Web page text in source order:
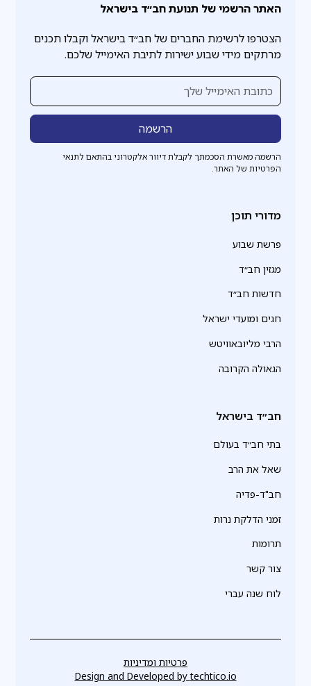
האתר הרשמי של תנועת חב״ד בישראל
הצטרפו לרשימת החברים של חב״ד בישראל וקבלו תכנים
מרתקים מידי שבוע ישירות לתיבת האימייל שלכם.
הרשמה מאשרת הסכמתך לקבלת דיוור אלקטרוני בהתאם לתנאי
הפרטיות של האתר.
מדורי תוכן
פרשת שבוע
מגזין חב״ד
חדשות חב״ד
חגים ומועדי ישראל
הרבי מליובאוויטש
הגאולה הקרובה
חב״ד בישראל
בתי חב״ד בעולם
שאל את הרב
חב"ד-פדיה
זמני הדלקת נרות
תרומות
צור קשר
לוח שנה עברי
פרטיות ומדיניות
Design and Developed bytechtico.io